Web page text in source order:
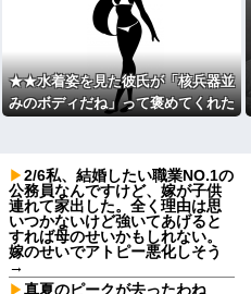
★★水着姿を見た彼氏が「核兵器並
みのボディだね」って褒めてくれた
2/6私、結婚したい職業NO.1の
公務員なんですけど、嫁が子供
連れて家出した。全く理由は思
いつかないけど強いてあげると
すれば母のせいかもしれない。
嫁のせいでアトピー悪化しそう
→
真夏のピークが去ったわね